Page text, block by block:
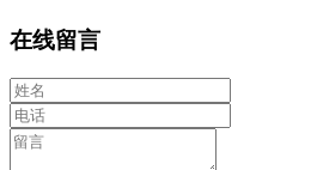
在线留言